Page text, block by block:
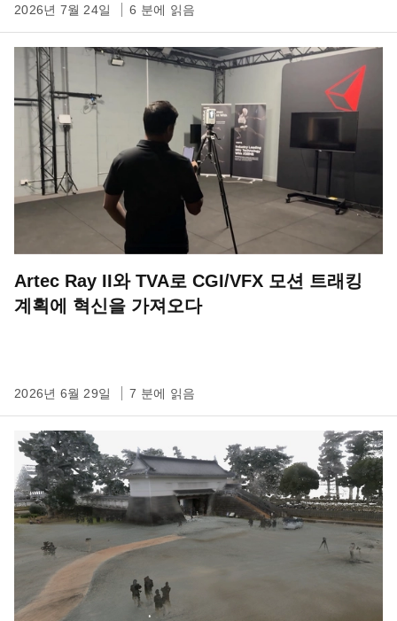
2026년 7월 24일 6 분에 읽음
Artec Ray II와 TVA로 CGI/VFX 모션 트래킹
계획에 혁신을 가져오다
2026년 6월 29일 7 분에 읽음